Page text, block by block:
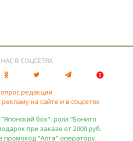
В СОЦСЕТЯХ
редакции
на сайте и в соцсетях
бох": ролл "Бонито
при заказе от 2000 руб.
промокод "Алта" оператору.